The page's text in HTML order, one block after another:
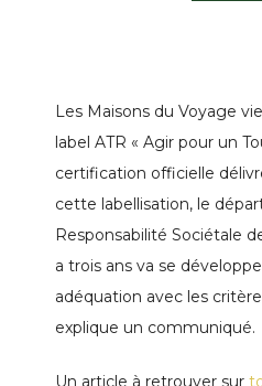
Les Maisons du Voyage
label ATR « Agir pour un
certification officielle
cette labellisation, le
Responsabilité Sociétale
a trois ans va se
adéquation avec les
explique un communiqué.
Un article à retrouver sur